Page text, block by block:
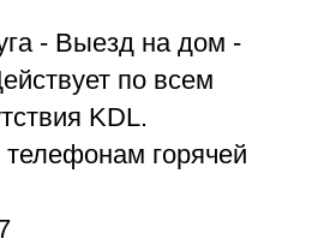
- Выезд на дом -
по всем
KDL.
горячей